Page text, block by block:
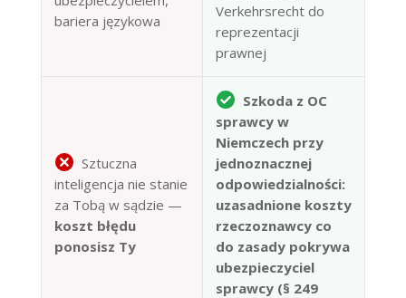
bariera językowa
Verkehrsrecht do
reprezentacji
prawnej
Sztuczna
inteligencja nie stanie
za Tobą w sądzie —
koszt błędu
ponosisz Ty
Szkoda z OC
sprawcy w
Niemczech przy
jednoznacznej
odpowiedzialności:
uzasadnione koszty
rzeczoznawcy co
do zasady pokrywa
ubezpieczyciel
sprawcy (§ 249